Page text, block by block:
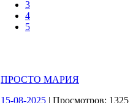
3
4
5
ПРОСТО МАРИЯ
15-08-2025 | Просмотров: 1325